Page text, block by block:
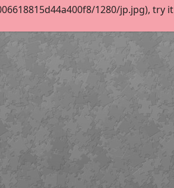
1280/jp.jpg), try it